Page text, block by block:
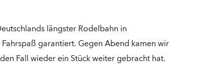
längster Rodelbahn in
garantiert. Gegen Abend kamen wir
Fall wieder ein Stück weiter gebracht hat.